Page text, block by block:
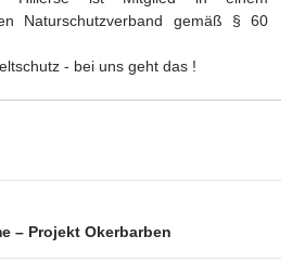
Naturschutzverband gemäß § 60
- bei uns geht das !
– Projekt Okerbarben